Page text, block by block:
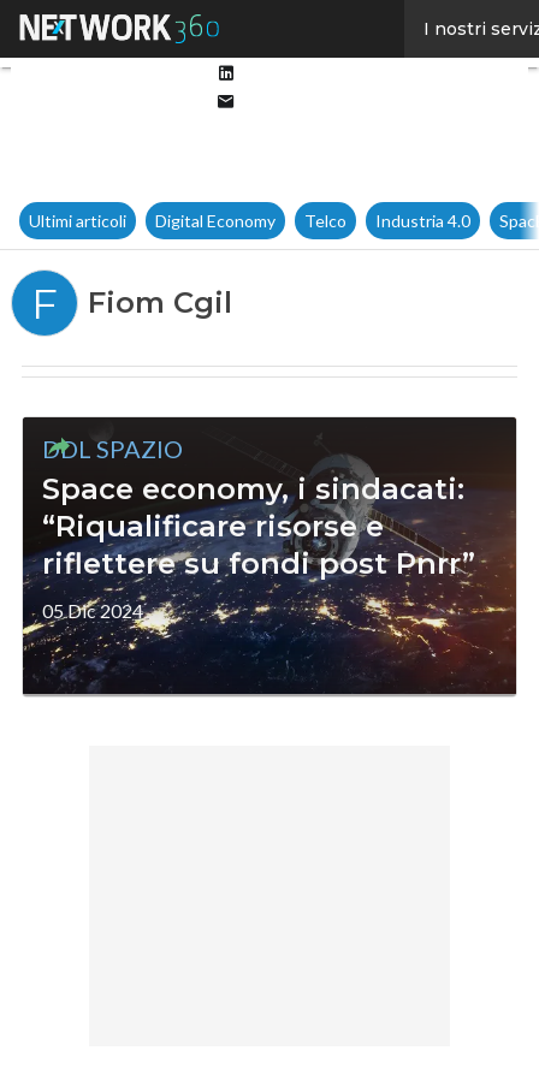
I nostri
Ultimi articoli Digital Economy Telco Industria 4.0
F Fiom Cgil
DDL SPAZIO
Space economy, i sindacati:
“Riqualificare risorse e
riflettere su fondi post Pnrr”
05 Dic 2024